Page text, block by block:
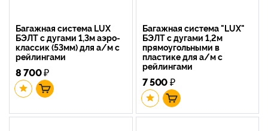
Багажная система LUX
БЭЛТ с дугами 1,3м аэро-
классик (53мм) для а/м с
рейлингами
8 700₽
Багажная система "LUX"
БЭЛТ с дугами 1,2м
прямоугольными в
пластике для а/м с
рейлингами
7 500₽